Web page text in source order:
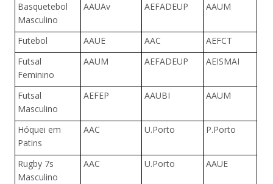
Basquetebol
Masculino
AAUAv AEFADEUP AAUM
Futebol AAUE AAC
AEFCT
Futsal
Feminino
AAUM AEFADEUP AEISMAI
Futsal
Masculino
AEFEP AAUBI AAUM
Hóquei em
Patins
AAC U.Porto P.Porto
Rugby 7s
Masculino
AAC U.Porto AAUE